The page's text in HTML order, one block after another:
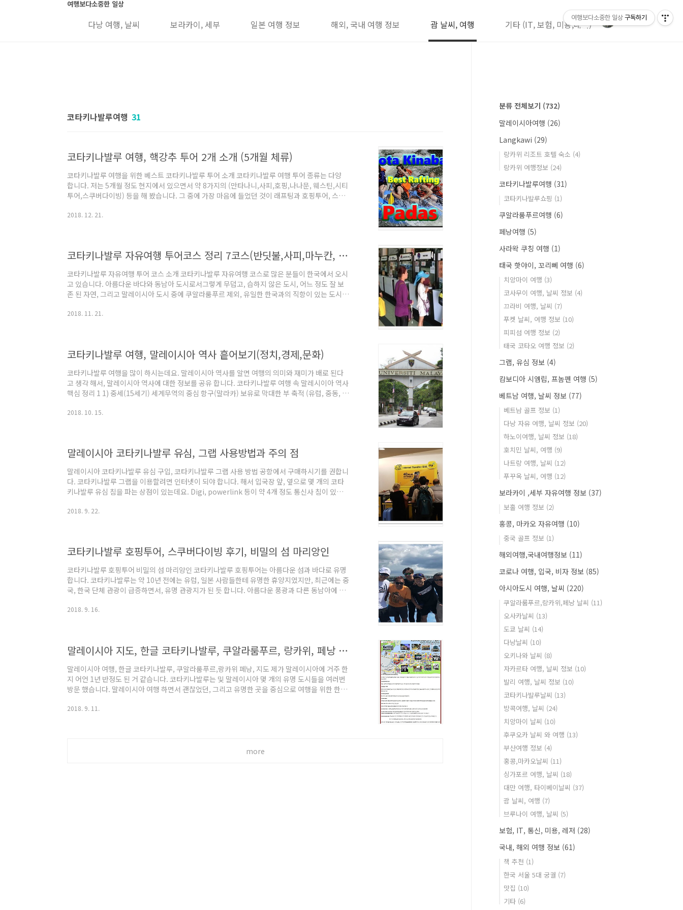
여행보다소중한 일상
다낭 여행, 날씨 보라카이, 세부 일본 여행 정보 해외, 국내 여행 정보 괌 날씨, 여행 기타 (IT, 보험, 미용,레저)
코타키나발루여행 31
코타키나발루 여행, 핵강추 투어 2개 소개 (5개월 체류)
코타키나발루 여행을 위한 베스트 코타키나발루 투어 소개 코타키나발루 여행 투어 종류는 다양
합니다. 저는 5개월 정도 현지에서 있으면서 약 8가지의 (만타나니,사피,호핑,나나문, 웨스틴,시티
투어,스쿠버다이빙) 등을 해 봤습니다. 그 중에 가장 마음에 들었던 것이 래프팅과 호핑투어, 스쿠
와 개인 투어가 있습니다. 요즘, 중국, 한국 자유여행 자가 늘면서, 단체 관광으로 와서 즐기던 것이
2018. 12. 21.
코타키나발루 자유여행 투어코스 정리 7코스(반딧불,사피,마누칸, 래프팅 등)
코타키나발루 자유여행 투어 코스 소개 코타키나발루 자유여행 코스로 많은 분들이 한국에서 오시
고 있습니다. 아름다운 바다와 동남아 도시로서그렇게 무덥고, 습하지 않은 도시, 어느 정도 잘 보
존 된 자연, 그리고 말레이시아 도시 중에 쿠알라룸푸르 제외, 유일한 한국과의 직항이 있는 도시
특징을 간단히 정리해 드리겠습니다. 코타키나발루 자유여행 정보 : 날씨 1) 한곳에서만 내리는 국
2018. 11. 21.
코타키나발루 여행, 말레이시아 역사 흩어보기(정치,경제,문화)
코타키나발루 여행을 많이 하시는데요. 말레이시아 역사를 알면 여행의 의미와 재미가 배로 된다
고 생각 해서, 말레이시아 역사에 대한 정보를 공유 합니다. 코타키나발루 여행 속 말레시이아 역사
핵심 정리 1 1) 중세(15세기) 세계무역의 중심 항구(말라카) 보유로 막대한 부 축적 (유럽, 중동, 아
천연자원을 활용 동남아시아 중 모범적인 산업화 국가를 달성 4) 지금까지 군사 정변없이, 내각제
2018. 10. 15.
말레이시아 코타키나발루 유심, 그랩 사용방법과 주의 점
말레이시아 코타키나발루 유심 구입, 코타키나발루 그랩 사용 방법 공항에서 구매하시기를 권합니
다. 코타키나발루 그랩을 이용할려면 인터넷이 되야 합니다. 해서 입국장 앞, 옆으로 몇 개의 코타
키나발루 유심 침을 파는 상점이 있는데요. Digi, powerlink 등이 약 4개 정도 통신사 침이 있는
거의 비슷하니깐, 시간이 여유가 있으면 직접 샵 2개 가서 패키지 가격보고비교해서 사시면 크게
2018. 9. 22.
코타키나발루 호핑투어, 스쿠버다이빙 후기, 비밀의 섬 마리앙인
코타키나발루 호핑투어 비밀의 섬 마리앙인 코타키나발루 호핑투어는 아름다운 섬과 바다로 유명
합니다. 코타키나발루는 약 10년 전에는 유럽, 일본 사람들한테 유명한 휴양지였지만, 최근에는 중
국, 한국 단체 관광이 급증하면서, 유명 관광지가 된 듯 합니다. 아름다운 풍광과 다른 동남아에 비
빙 하는 곳이 그리 많지 않다는 것인데요. 보통 관광 단체나 자유여행객이 많이 모이는 사피섬이에
2018. 9. 16.
말레이시아 지도, 한글 코타키나발루, 쿠알라룸푸르, 랑카위, 페낭 지도
말레이시아 여행, 한글 코타키나발루, 쿠알라룸푸르,랑카위 페낭, 지도 제가 말레이시아에 거주 한
지 어언 1년 반정도 된 거 같습니다. 코타키나발루는 및 말레이시아 몇 개의 유명 도시들을 여러번
방문 했습니다. 말레이시아 여행 하면서 괜찮었던, 그리고 유명한 곳을 중심으로 여행을 위한 한글
영문 지도를 작성 보면, 이상하게 눈에 잘 익지가 않았습니다. 여러 곳들이 지도에 나와 있는데, 갈
2018. 9. 11.
more
분류 전체보기 (732)
말레이시아여행 (26)
Langkawi (29)
랑카위 리조트 호텔 숙소 (4)
랑카위 여행정보 (24)
코타키나발루여행 (31)
코타키나발루쇼핑 (1)
쿠알라룸푸르여행 (6)
페낭여행 (5)
사라왁 쿠칭 여행 (1)
태국 핫야이, 꼬리뻬 여행 (6)
치앙마이 여행 (3)
코사무이 여행, 날씨 정보 (4)
끄라비 여행, 날씨 (7)
푸켓 날씨, 여행 정보 (10)
피피섬 여행 정보 (2)
태국 코타오 여행 정보 (2)
그랩, 유심 정보 (4)
캄보디아 시엠립, 프놈펜 여행 (5)
베트남 여행, 날씨 정보 (77)
베트남 골프 정보 (1)
다낭 자유 여행, 날씨 정보 (20)
하노이여행, 날씨 정보 (18)
호치민 날씨, 여행 (9)
나트랑 여행, 날씨 (12)
푸꾸옥 날씨, 여행 (12)
보라카이 ,세부 자유여행 정보 (37)
보홀 여행 정보 (2)
홍콩, 마카오 자유여행 (10)
중국 골프 정보 (1)
해외여행,국내여행정보 (11)
코로나 여행, 입국, 비자 정보 (85)
아시아도시 여행, 날씨 (220)
쿠알라룸푸르,랑카위,페낭 날씨 (11)
오사카날씨 (13)
도쿄 날씨 (14)
다낭날씨 (10)
오키나와 날씨 (8)
자카르타 여행, 날씨 정보 (10)
발리 여행, 날씨 정보 (10)
코타키나발루날씨 (13)
방콕여행, 날씨 (24)
치앙마이 날씨 (10)
후쿠오카 날씨 와 여행 (13)
부산여행 정보 (4)
홍콩,마카오날씨 (11)
싱가포르 여행, 날씨 (18)
대만 여행, 타이베이날씨 (37)
괌 날씨, 여행 (7)
브루나이 여행, 날씨 (5)
보험, IT, 통신, 미용, 레저 (28)
국내, 해외 여행 정보 (61)
책 추천 (1)
한국 서울 5대 궁궐 (7)
맛집 (10)
기타 (6)
여행보다소중한 일상 구독하기